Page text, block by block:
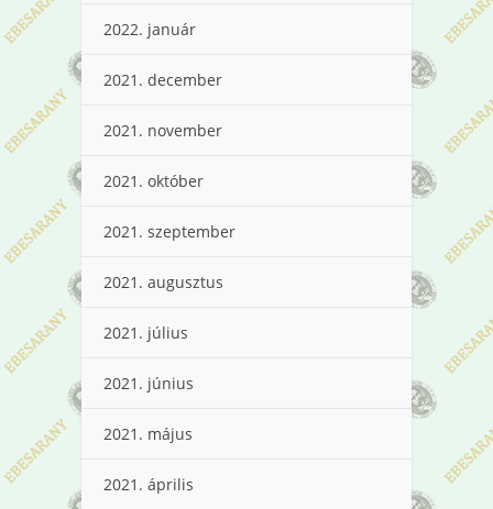
2022. január
2021. december
2021. november
2021. október
2021. szeptember
2021. augusztus
2021. július
2021. június
2021. május
2021. április